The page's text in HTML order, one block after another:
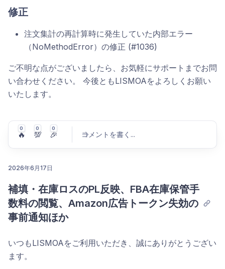
修正
注文集計の再計算時に発生していた内部エラー
（NoMethodError）の修正 (#1036)
ご不明な点がございましたら、お気軽にサポートまでお問
い合わせください。 今後ともLISMOAをよろしくお願い
いたします。
コメントを投稿
0
🔥
0
💯
0
🎉 コメントを書く ...
2026年6月17日
補填・在庫ロスのPL反映、FBA在庫保管手
数料の閲覧、Amazon広告トークン失効の
事前通知ほか
いつもLISMOAをご利用いただき、誠にありがとうござい
ます。